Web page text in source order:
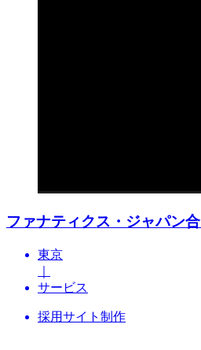
ファナティクス・ジャパン
東京
サービス
採用サイト制作